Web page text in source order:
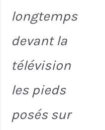
longtemps
devant la
télévision
les pieds
posés sur